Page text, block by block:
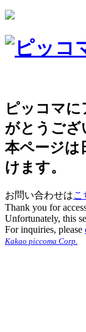
ピッコマ
がとうござ
本ページは
けます。
お問い合わせはこ
Thank you for
Unfortunately, this
For inquiries, please
Kakao piccoma Corp.